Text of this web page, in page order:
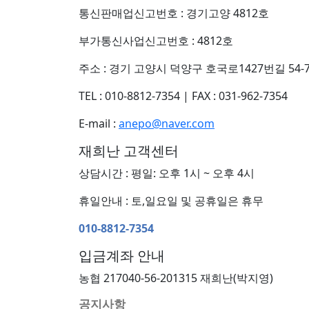
통신판매업신고번호 : 경기고양 4812호
부가통신사업신고번호 : 4812호
주소 : 경기 고양시 덕양구 호국로1427번길 54-
TEL : 010-8812-7354 | FAX : 031-962-7354
E-mail : anepo@naver.com
재희난 고객센터
상담시간 : 평일: 오후 1시 ~ 오후 4시
휴일안내 : 토,일요일 및 공휴일은 휴무
010-8812-7354
입금계좌 안내
농협 217040-56-201315 재희난(박지영)
공지사항